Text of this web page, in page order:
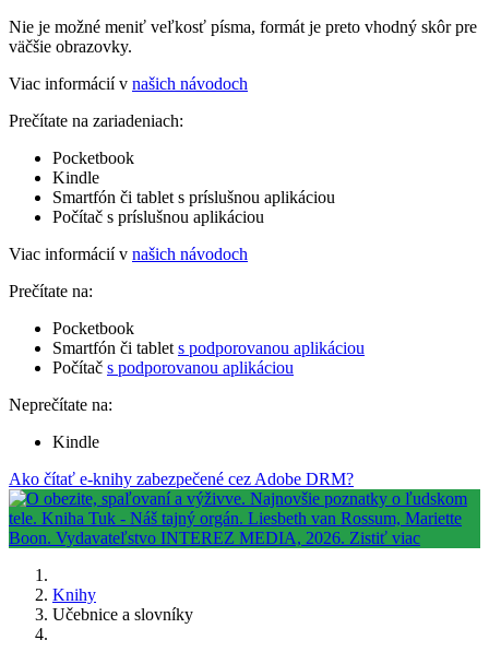
Nie je možné meniť veľkosť písma, formát je preto vhodný skôr pre
väčšie obrazovky.
Viac informácií v našich návodoch
Prečítate na zariadeniach:
Pocketbook
Kindle
Smartfón či tablet s príslušnou aplikáciou
Počítač s príslušnou aplikáciou
Viac informácií v našich návodoch
Prečítate na:
Pocketbook
Smartfón či tablet s podporovanou aplikáciou
Počítač s podporovanou aplikáciou
Neprečítate na:
Kindle
Ako čítať e-knihy zabezpečené cez Adobe DRM?
Knihy
Učebnice a slovníky